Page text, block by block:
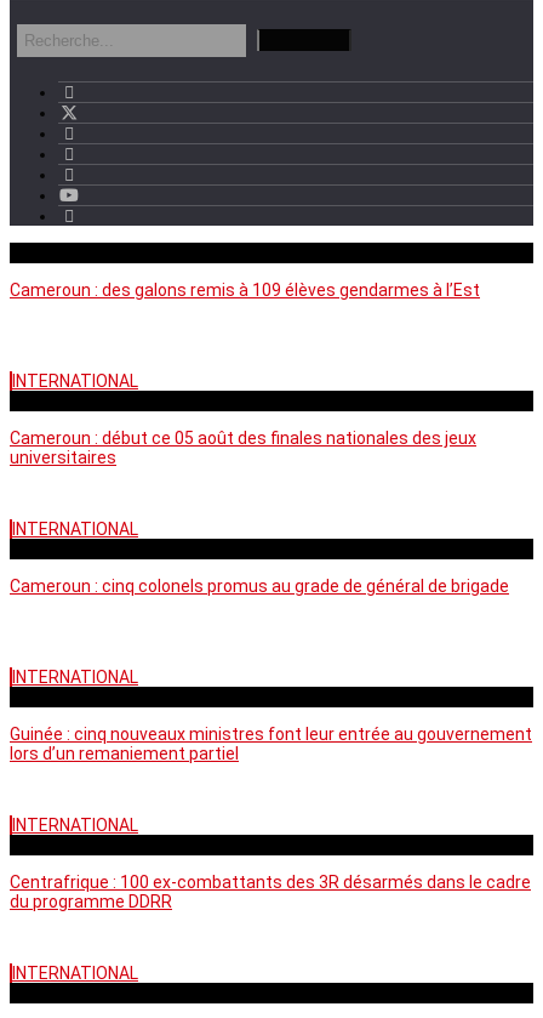
Cameroun : des galons remis à 109 élèves gendarmes à l’Est
INTERNATIONAL
Cameroun : début ce 05 août des finales nationales des jeux
universitaires
INTERNATIONAL
Cameroun : cinq colonels promus au grade de général de brigade
INTERNATIONAL
Guinée : cinq nouveaux ministres font leur entrée au gouvernement
lors d’un remaniement partiel
INTERNATIONAL
Centrafrique : 100 ex-combattants des 3R désarmés dans le cadre
du programme DDRR
INTERNATIONAL